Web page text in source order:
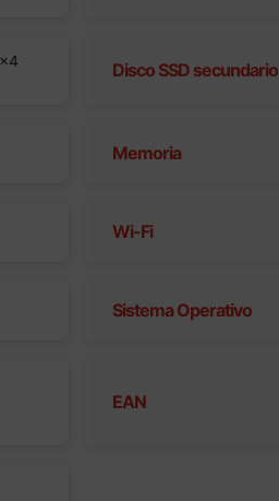
Disco SSD secundario
Memoria
Wi-Fi
Sistema Operativo
EAN